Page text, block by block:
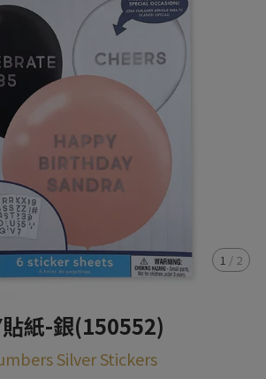
1 / 2
紙-銀(150552)
Silver Stickers